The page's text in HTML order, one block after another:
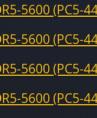
5600 (PC5-
5600 (PC5-
5600 (PC5-
5600 (PC5-